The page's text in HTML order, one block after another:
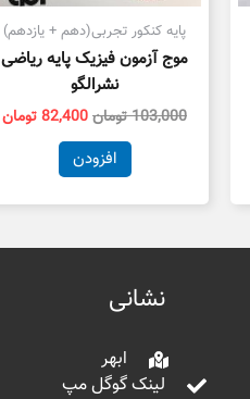
پایه کنکور تجربی(دهم + یازدهم)
موج آزمون فیزیک پایه ریاضی
نشرالگو
103,000تومان82,400تومان
افزودن
نشانی
ابهر
لینک گوگل مپ